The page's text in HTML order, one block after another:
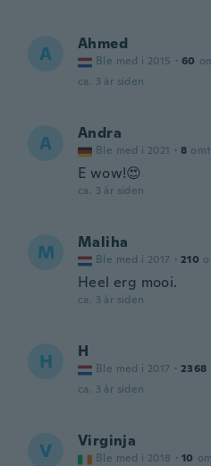
A Ahmed
Ble med i 2015 · 60
ca. 3 år siden
A Andra
Ble med i 2021 · 8
E wow!😍
ca. 3 år siden
M Maliha
Ble med i 2017 · 210
Heel erg mooi.
ca. 3 år siden
H H
Ble med i 2017 · 2368
ca. 3 år siden
V Virginja
Ble med i 2018 · 10